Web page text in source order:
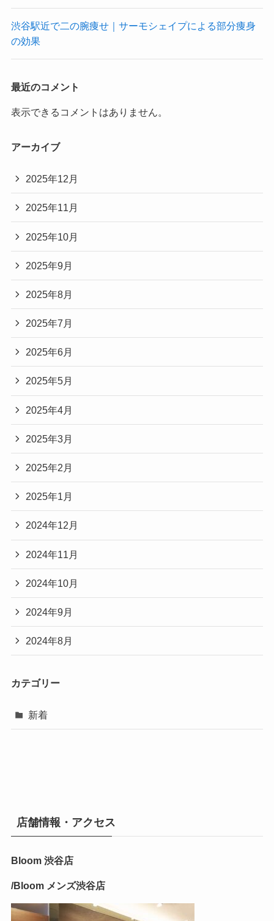
渋谷駅近で二の腕痩せ｜サーモシェイプによる部分痩身
の効果
最近のコメント
表示できるコメントはありません。
アーカイブ
2025年12月
2025年11月
2025年10月
2025年9月
2025年8月
2025年7月
2025年6月
2025年5月
2025年4月
2025年3月
2025年2月
2025年1月
2024年12月
2024年11月
2024年10月
2024年9月
2024年8月
カテゴリー
新着
店舗情報・アクセス
Bloom 渋谷店
/Bloom メンズ渋谷店